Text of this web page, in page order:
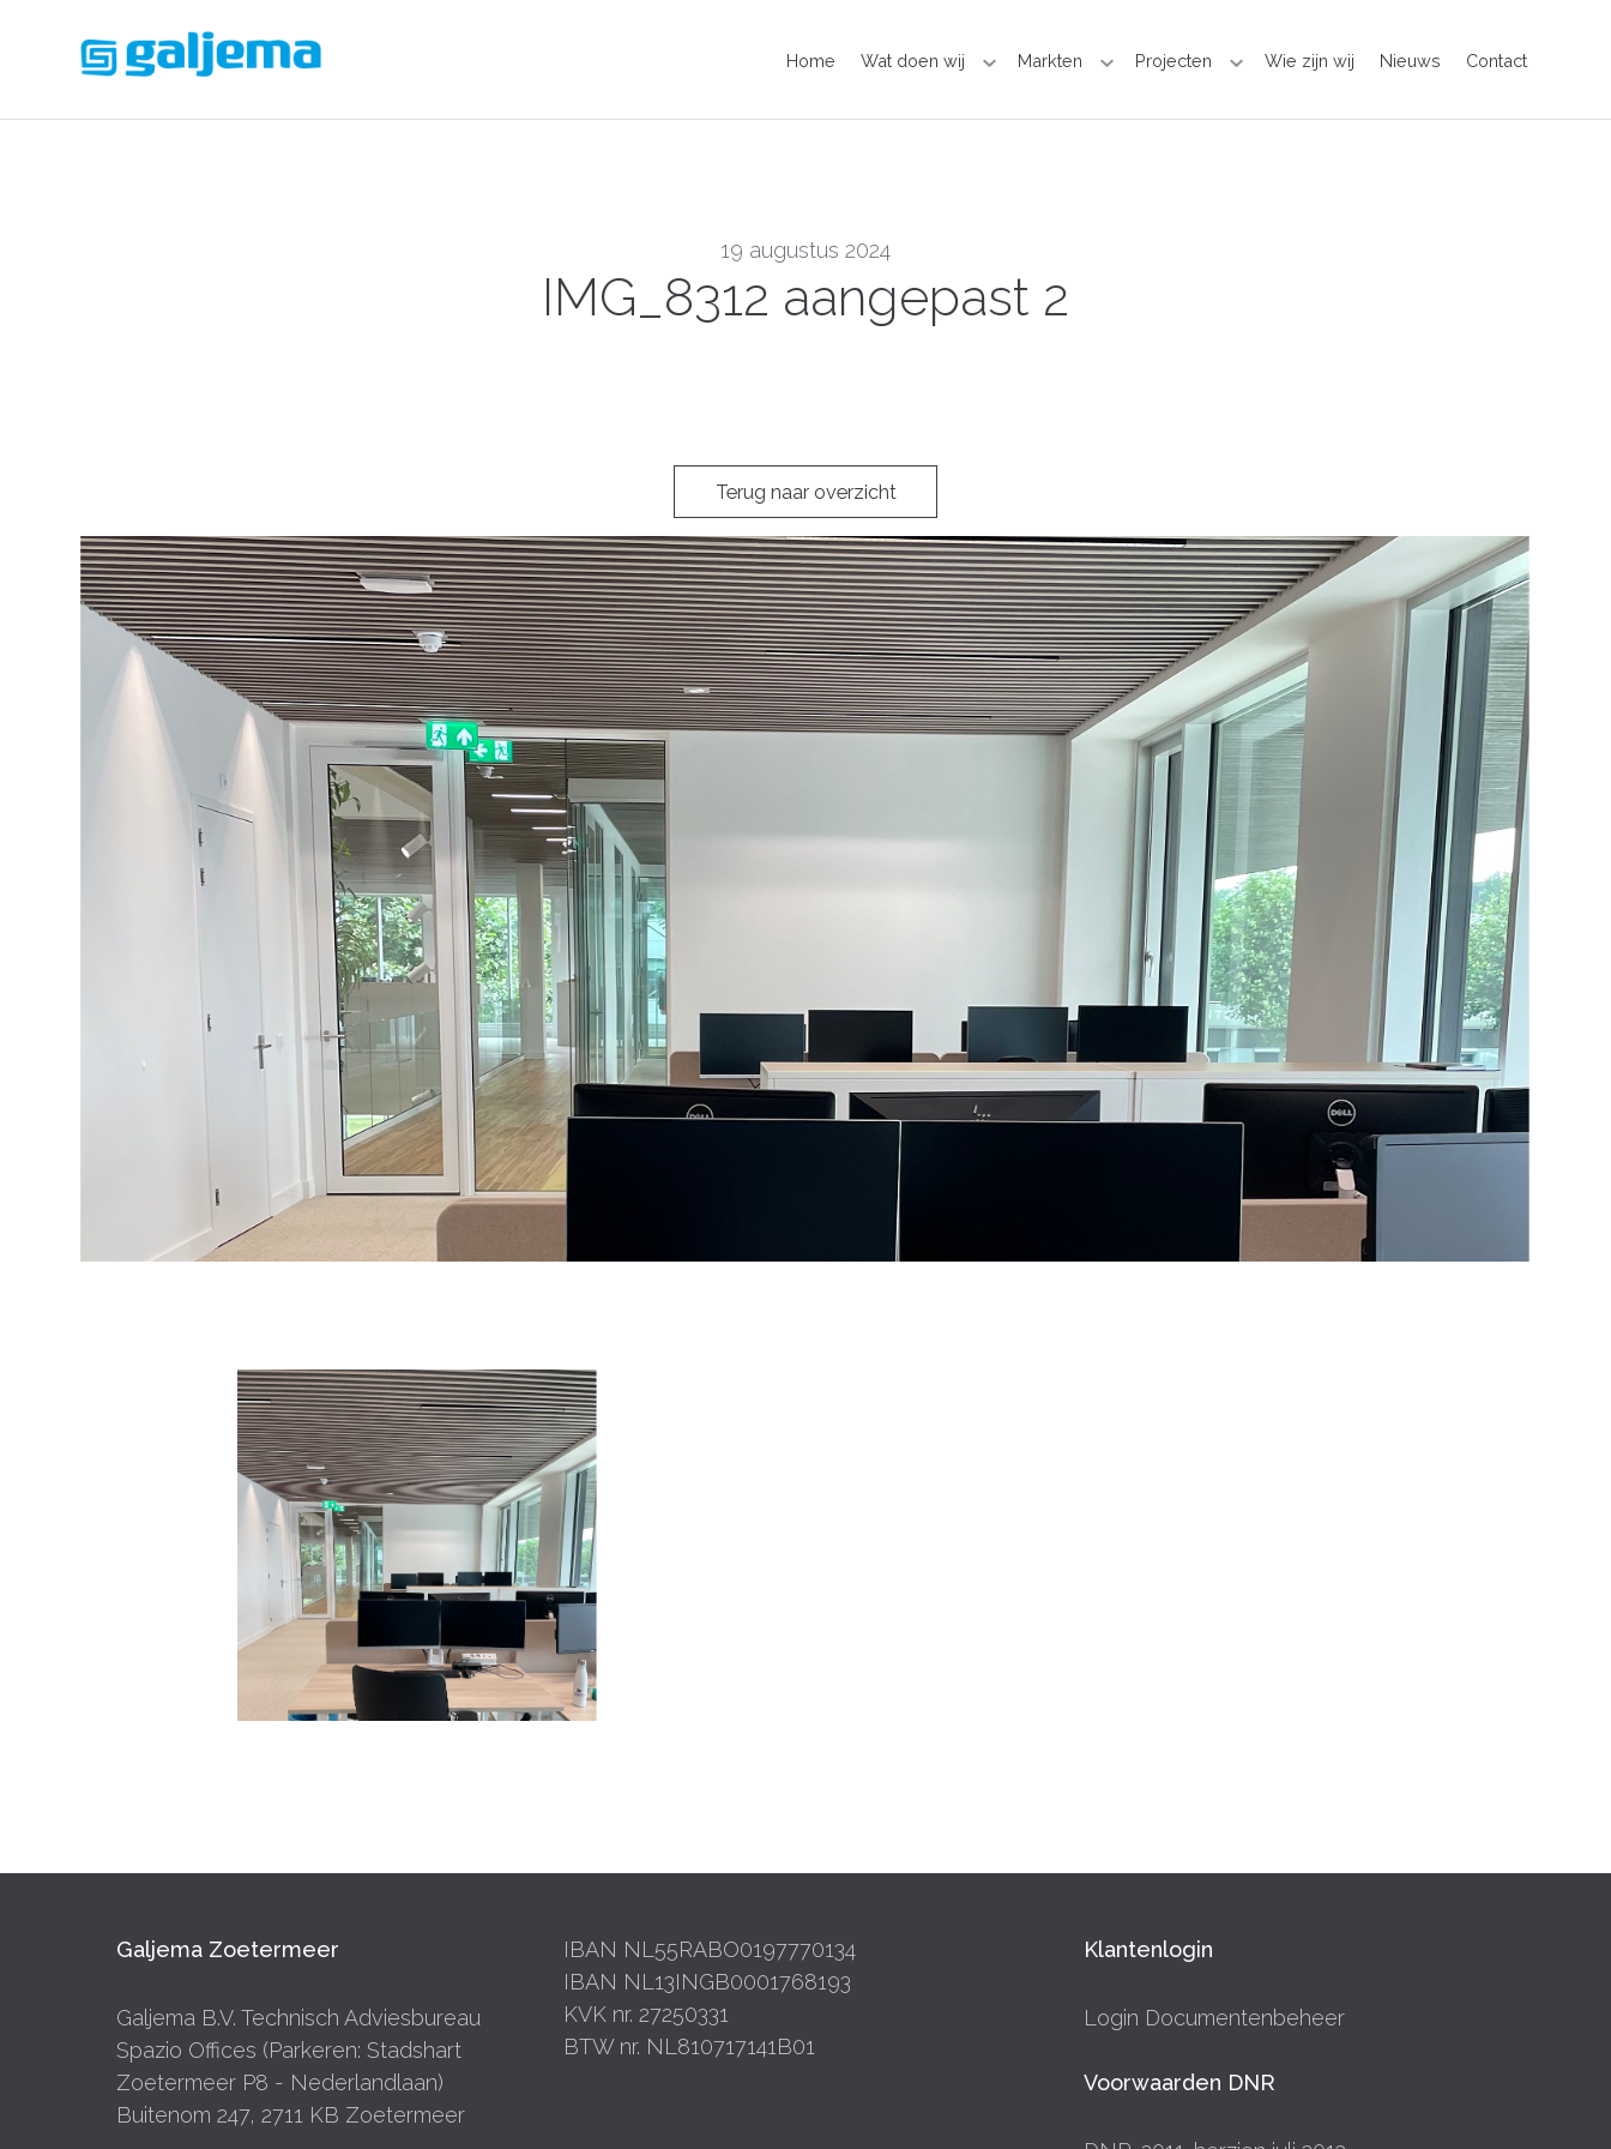
Home Wat doen wij Markten Projecten Wie zijn wij Nieuws Contact
19 augustus 2024
IMG_8312 aangepast 2
Terug naar overzicht
Galjema Zoetermeer
Galjema B.V. Technisch Adviesbureau
Spazio Offices (Parkeren: Stadshart
Zoetermeer P8 - Nederlandlaan)
Buitenom 247, 2711 KB Zoetermeer
IBAN NL55RABO0197770134
IBAN NL13INGB0001768193
KVK nr. 27250331
BTW nr. NL810717141B01
Klantenlogin
Login Documentenbeheer
Voorwaarden DNR